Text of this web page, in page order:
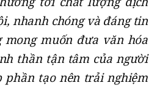
nhanh chóng và đáng tin
mong muốn đưa văn hóa
thần tận tâm của người
phần tạo nên trải nghiệm